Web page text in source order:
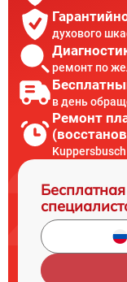
духового
ремонт по
в день
Ремонт